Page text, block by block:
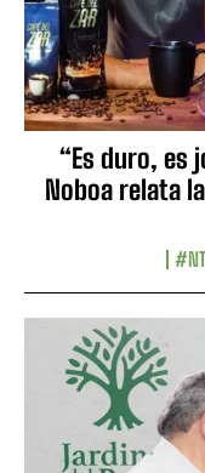
“Es duro, es
Noboa relata